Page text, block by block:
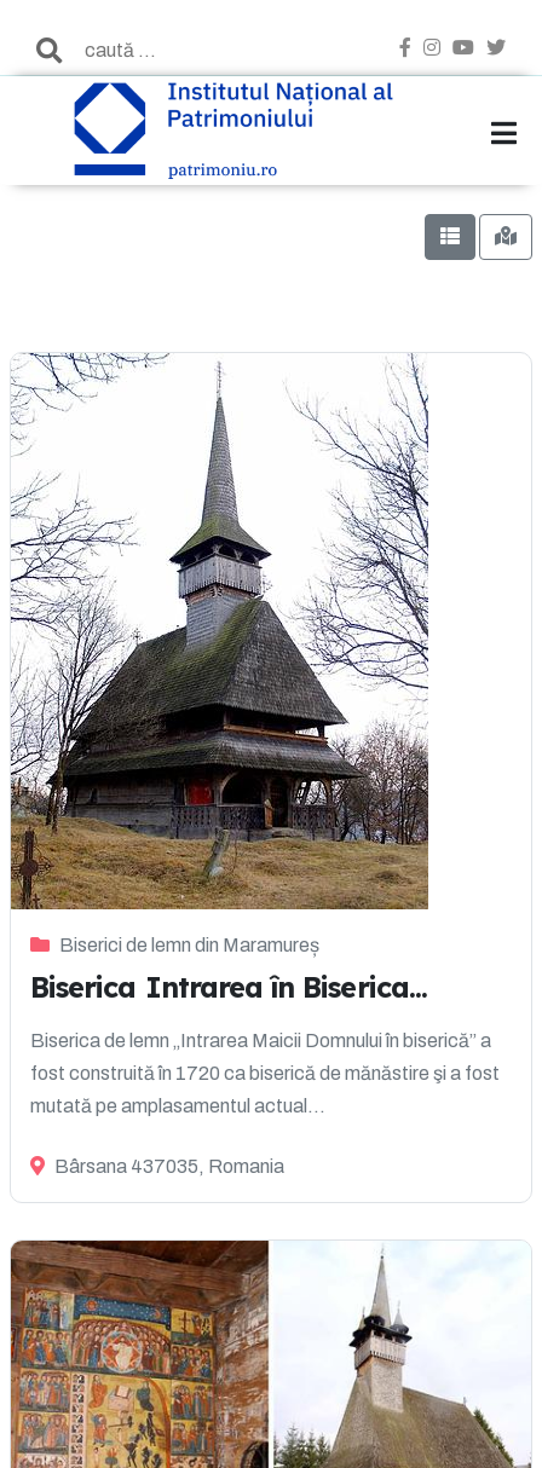
Biserici de lemn din Maramureș
Biserica Intrarea în Biserica...
Biserica de lemn „Intrarea Maicii Domnului în biserică” a
fost construită în 1720 ca biserică de mănăstire şi a fost
mutată pe amplasamentul actual...
Bârsana 437035, Romania